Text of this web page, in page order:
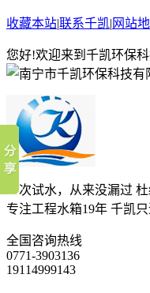
收藏本站|联系千凯| 网站
您好!欢迎来到千凯环保
一次试水，从来没漏过
专注工程水箱19年 千凯
全国咨询热线
0771-3903136
19114999143